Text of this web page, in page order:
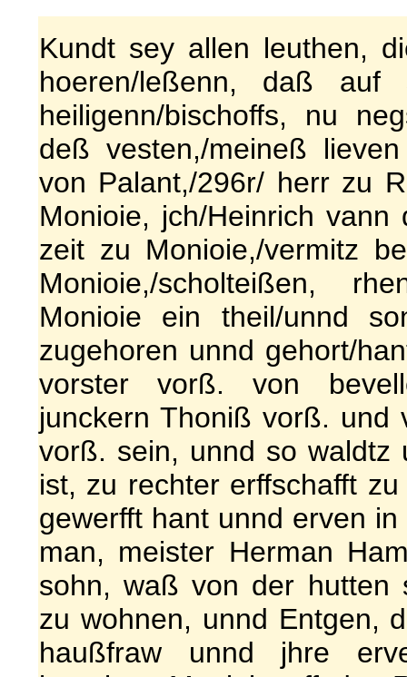
Kundt sey allen leuthen,
hoeren/leßenn, daß
heiligenn/bischoffs, nu
deß vesten,/meineß
von Palant,/296r/ herr zu
Monioie, jch/Heinrich
zeit zu Monioie,/vermitz
Monioie,/scholteißen,
Monioie ein theil/unnd
zugehoren unnd gehort/
vorster vorß. von
junckern Thoniß vorß. und
vorß. sein, unnd so waldtz
ist, zu rechter erffschafft
gewerfft hant unnd erven
man, meister Herman
sohn, waß von der hutten
zu wohnen, unnd Entgen,
haußfraw unnd jhre